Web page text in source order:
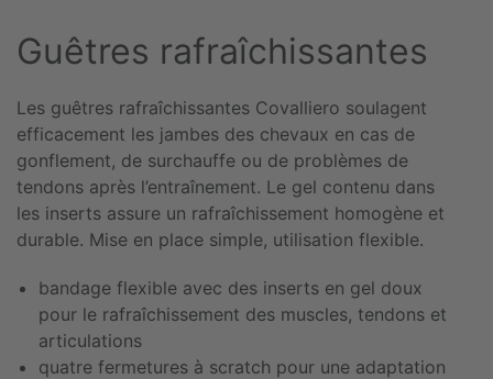
Guêtres rafraîchissantes
Les guêtres rafraîchissantes Covalliero soulagent
efficacement les jambes des chevaux en cas de
gonflement, de surchauffe ou de problèmes de
tendons après l’entraînement. Le gel contenu dans
les inserts assure un rafraîchissement homogène et
durable. Mise en place simple, utilisation flexible.
bandage flexible avec des inserts en gel doux
pour le rafraîchissement des muscles, tendons et
articulations
quatre fermetures à scratch pour une adaptation